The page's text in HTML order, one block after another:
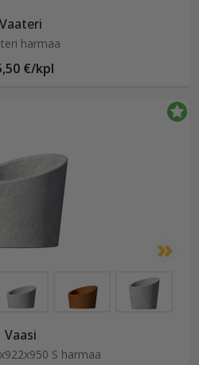
Vaateri
harmaa
€/kpl
Vaasi
S harmaa